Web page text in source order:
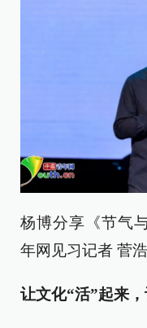
杨博分享《节气
年网见习记者 菅
让文化“活”起来